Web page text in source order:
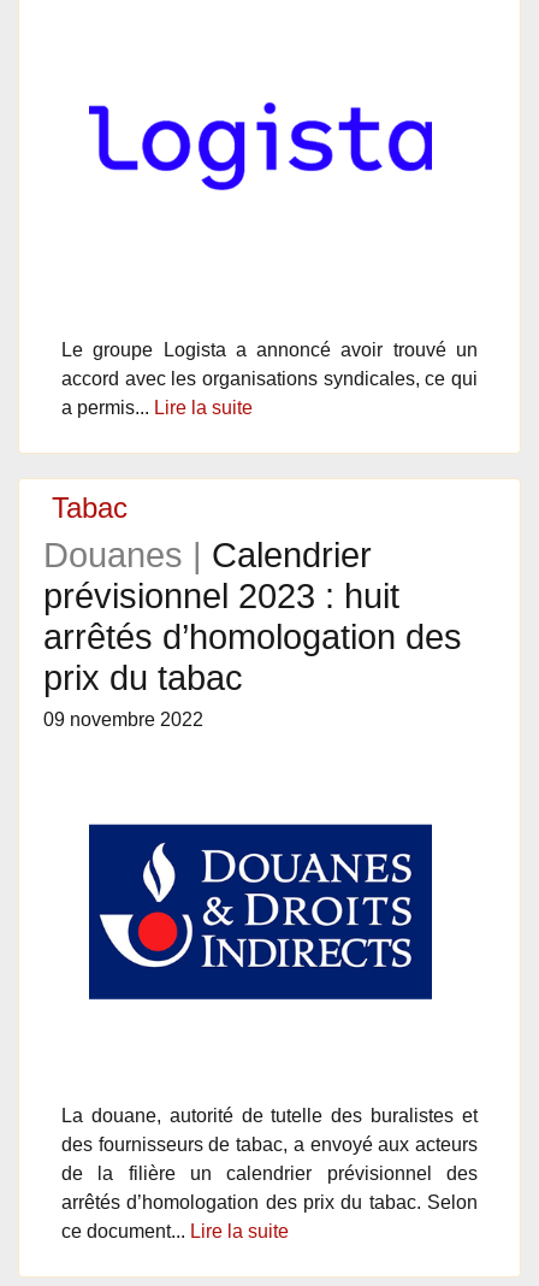
Le groupe Logista a annoncé avoir trouvé un
accord avec les organisations syndicales, ce qui
a permis... Lire la suite
Tabac
Douanes | Calendrier
prévisionnel 2023 : huit
arrêtés d’homologation des
prix du tabac
09 novembre 2022
La douane, autorité de tutelle des buralistes et
des fournisseurs de tabac, a envoyé aux acteurs
de la filière un calendrier prévisionnel des
arrêtés d’homologation des prix du tabac. Selon
ce document... Lire la suite